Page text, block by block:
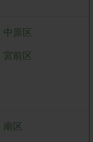
中原区
宮前区
南区